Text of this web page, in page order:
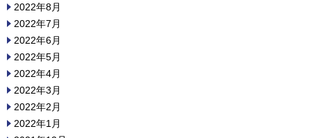
2022年8月
2022年7月
2022年6月
2022年5月
2022年4月
2022年3月
2022年2月
2022年1月